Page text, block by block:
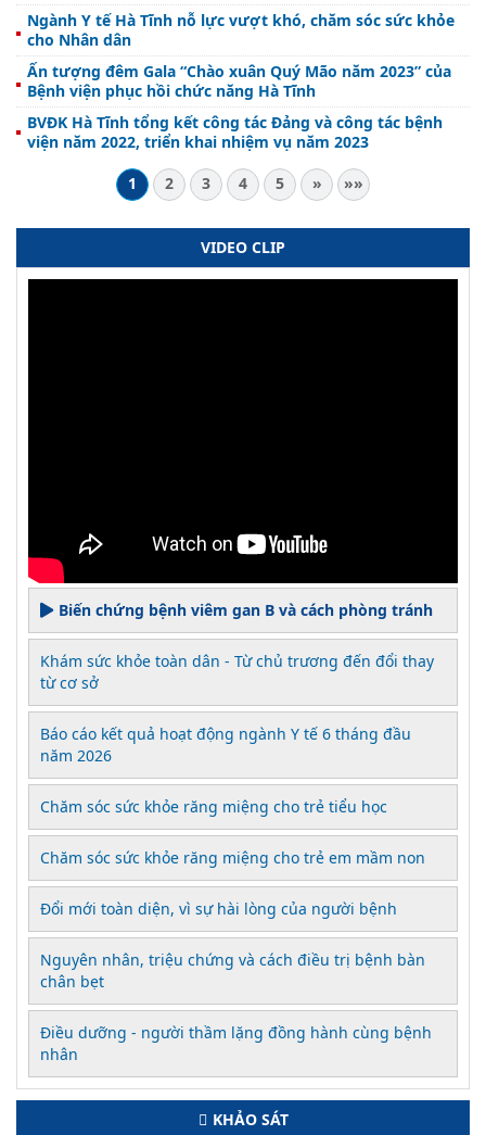
Ngành Y tế Hà Tĩnh nỗ lực vượt khó, chăm sóc sức khỏe
cho Nhân dân
Ấn tượng đêm Gala “Chào xuân Quý Mão năm 2023” của
Bệnh viện phục hồi chức năng Hà Tĩnh
BVĐK Hà Tĩnh tổng kết công tác Đảng và công tác bệnh
viện năm 2022, triển khai nhiệm vụ năm 2023
1
2 3 4 5 » »»
VIDEO CLIP
Biến chứng bệnh viêm gan B và cách phòng tránh
Khám sức khỏe toàn dân - Từ chủ trương đến đổi thay
từ cơ sở
Báo cáo kết quả hoạt động ngành Y tế 6 tháng đầu
năm 2026
Chăm sóc sức khỏe răng miệng cho trẻ tiểu học
Chăm sóc sức khỏe răng miệng cho trẻ em mầm non
Đổi mới toàn diện, vì sự hài lòng của người bệnh
Nguyên nhân, triệu chứng và cách điều trị bệnh bàn
chân bẹt
Điều dưỡng - người thầm lặng đồng hành cùng bệnh
nhân
KHẢO SÁT